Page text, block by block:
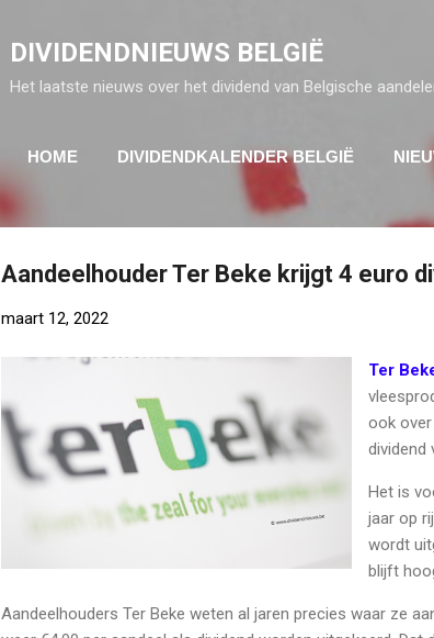
DIVIDENDNIEUWS BELGIË
Het laatste nieuws over het dividend van Belgische
HOME DIVIDENDKALENDER BELGIË
Aandeelhouder Ter Beke krijgt 4 euro
maart 12, 2022
Ter
ook
dividend
Het is
jaar op
wordt
blijft
Aandeelhouders Ter Beke weten al jaren precies waar ze